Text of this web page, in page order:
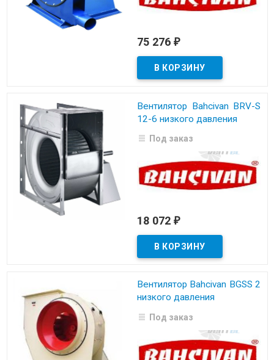
75 276 ₽
Вентилятор Bahcivan BRV-S
12-6 низкого давления
Под заказ
18 072 ₽
Вентилятор Bahcivan BGSS 2
низкого давления
Под заказ